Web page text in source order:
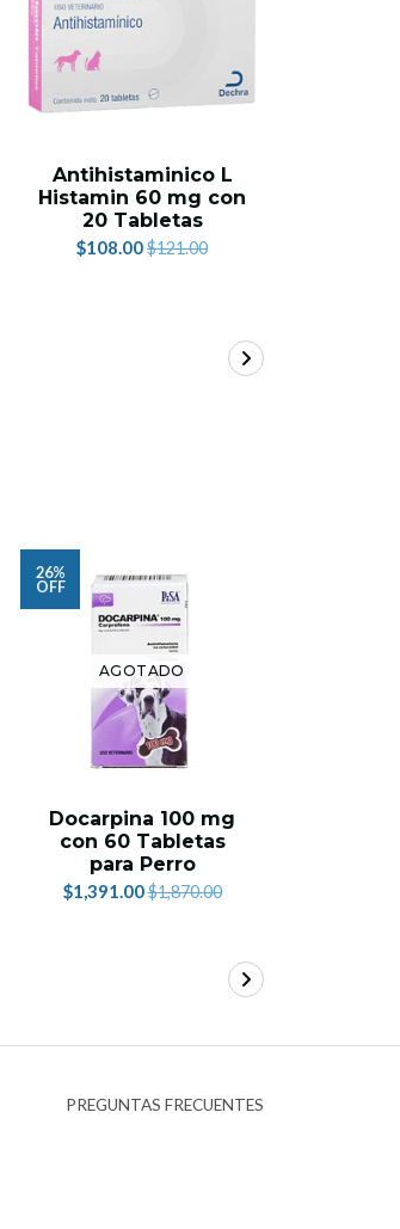
Antihistaminico L
Histamin 60 mg con
20 Tabletas
$108.00$121.00
26%
OFF
AGOTADO
Docarpina 100 mg
con 60 Tabletas
para Perro
$1,391.00$1,870.00
PREGUNTAS FRECUENTES